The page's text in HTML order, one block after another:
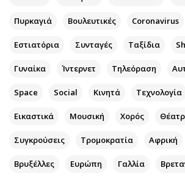
Κύπρος
Ελλάδα
Διεθνή
Οικονομική
Οικονομία
Real Estate
Αγορές
Social
Πυρκαγιά Βουλευτικές Coronavirus
Εστιατόρια Συνταγές Ταξίδια
Γυναίκα Ίντερνετ Τηλεόραση
Space Social Κινητά Τεχνολογία
Εικαστικά Μουσική Χορός
Συγκρούσεις Τρομοκρατία Αφρική
Βρυξέλλες Ευρώπη Γαλλία